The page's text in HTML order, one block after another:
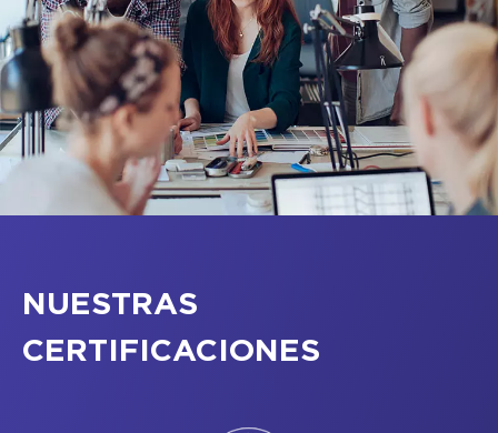
NUESTRAS
CERTIFICACIONES